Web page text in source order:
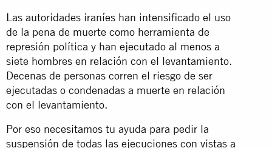
Las autoridades iraníes han intensificado el uso
de la pena de muerte como herramienta de
represión política y han ejecutado al menos a
siete hombres en relación con el levantamiento.
Decenas de personas corren el riesgo de ser
ejecutadas o condenadas a muerte en relación
con el levantamiento.
Por eso necesitamos tu ayuda para pedir la
suspensión de todas las ejecuciones con vistas a